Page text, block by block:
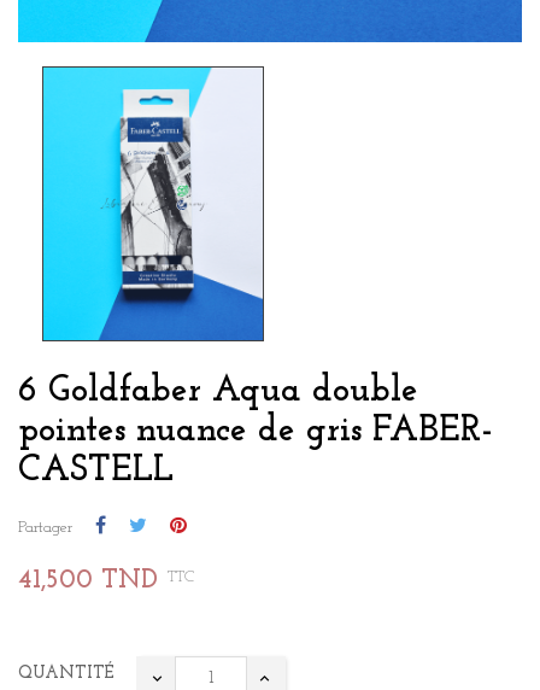
6 Goldfaber Aqua double
pointes nuance de gris FABER-
CASTELL
Partager
41,500 TND TTC
QUANTITÉ